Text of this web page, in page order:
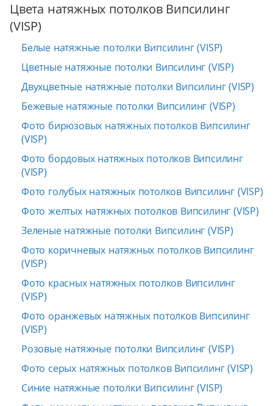
Цвета натяжных потолков Випсилинг
(VISP)
Белые натяжные потолки Випсилинг (VISP)
Цветные натяжные потолки Випсилинг (VISP)
Двухцветные натяжные потолки Випсилинг (VISP)
Бежевые натяжные потолки Випсилинг (VISP)
Фото бирюзовых натяжных потолков Випсилинг
(VISP)
Фото бордовых натяжных потолков Випсилинг
(VISP)
Фото голубых натяжных потолков Випсилинг (VISP)
Фото желтых натяжных потолков Випсилинг (VISP)
Зеленые натяжные потолки Випсилинг (VISP)
Фото коричневых натяжных потолков Випсилинг
(VISP)
Фото красных натяжных потолков Випсилинг
(VISP)
Фото оранжевых натяжных потолков Випсилинг
(VISP)
Розовые натяжные потолки Випсилинг (VISP)
Фото серых натяжных потолков Випсилинг (VISP)
Синие натяжные потолки Випсилинг (VISP)